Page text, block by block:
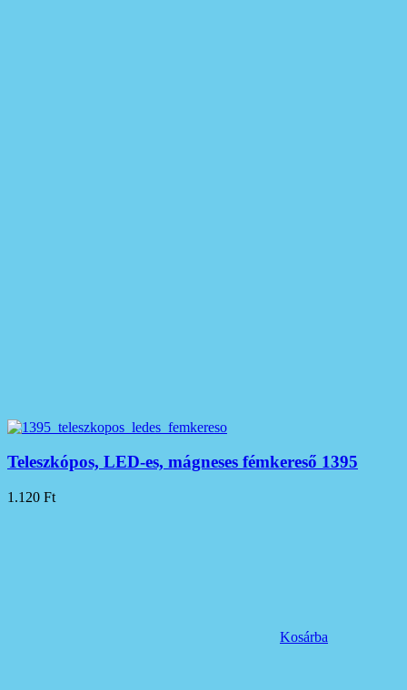
Teleszkópos, LED-es, mágneses fémkereső 1395
1.120 Ft
Kosárba